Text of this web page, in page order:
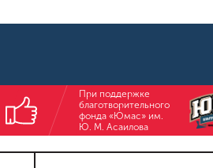
При поддержке
благотворительного
фонда «Юмас» им.
Ю. М. Асаилова